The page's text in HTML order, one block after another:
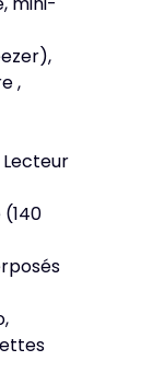
,
(140